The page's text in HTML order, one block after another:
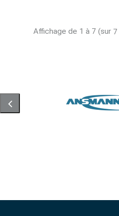
Affichage de 1 à 7 (sur 7